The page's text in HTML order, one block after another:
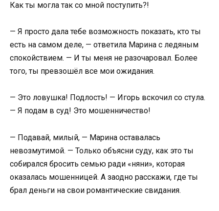
Как ты могла так со мной поступить?!
— Я просто дала тебе возможность показать, кто ты
есть на самом деле, — ответила Марина с ледяным
спокойствием. — И ты меня не разочаровал. Более
того, ты превзошёл все мои ожидания.
— Это ловушка! Подлость! — Игорь вскочил со стула.
— Я подам в суд! Это мошенничество!
— Подавай, милый, — Марина оставалась
невозмутимой. — Только объясни суду, как это ты
собирался бросить семью ради «няни», которая
оказалась мошенницей. А заодно расскажи, где ты
брал деньги на свои романтические свидания.